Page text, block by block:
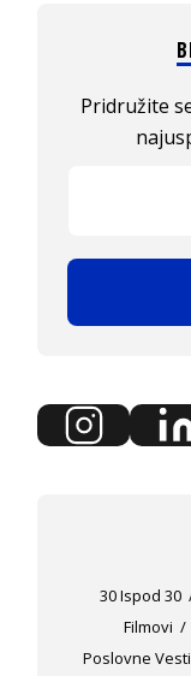
Pridružite
30 Ispod 30
Filmovi
Poslovne Vesti